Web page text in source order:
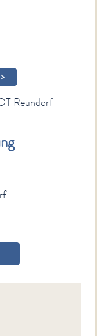
>
Reundorf